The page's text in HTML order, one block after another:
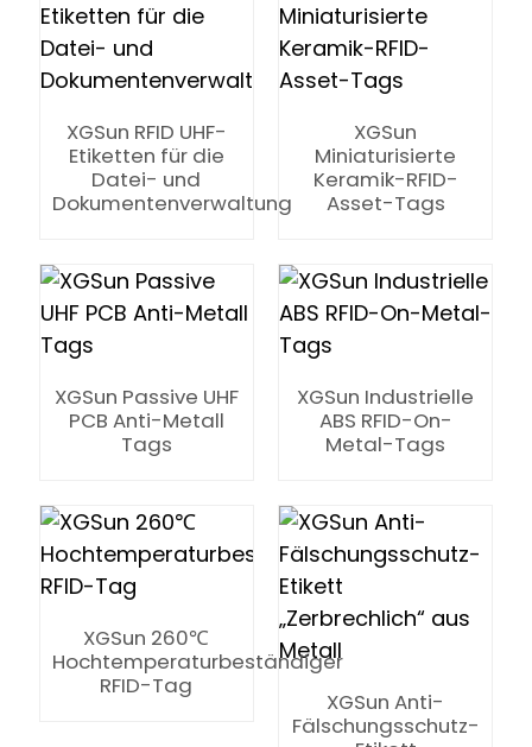
XGSun RFID UHF-
Etiketten für die
Datei- und
Dokumentenverwaltung
XGSun
Miniaturisierte
Keramik-RFID-
Asset-Tags
XGSun Passive UHF
PCB Anti-Metall
Tags
XGSun Industrielle
ABS RFID-On-
Metal-Tags
XGSun 260℃
Hochtemperaturbeständiger
RFID-Tag
XGSun Anti-
Fälschungsschutz-